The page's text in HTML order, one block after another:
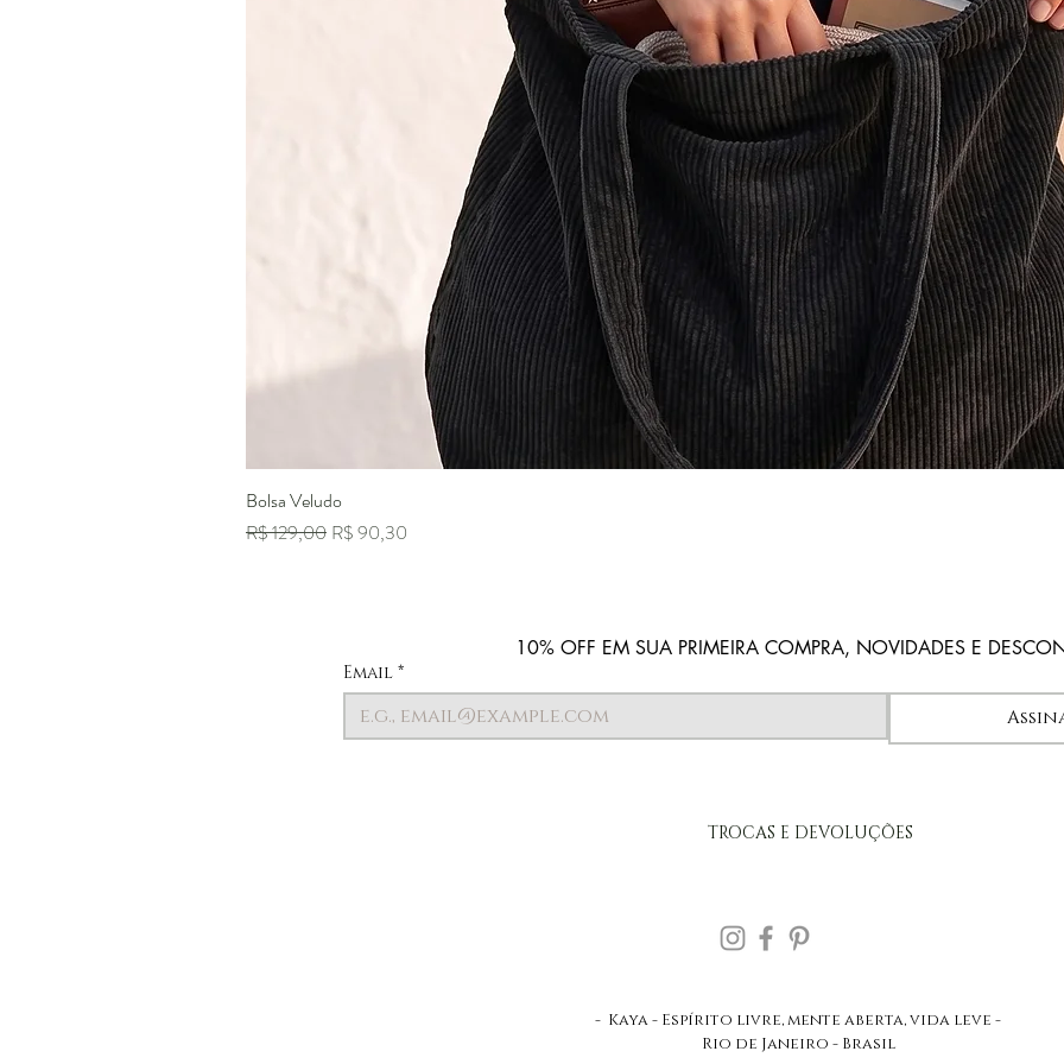
Bolsa Veludo
Preço normal
R$ 129,00 Preço promocional
R$ 90,30
10% OFF EM SUA PRIMEIRA COMPRA, NOVIDADES E
Email *
TROCAS E DEVOLUÇÕES
- Kaya - Espírito livre, mente aberta, vida leve -
Rio de Janeiro - Brasil